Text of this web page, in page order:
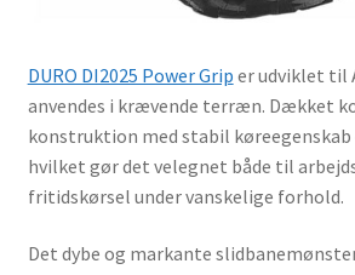
DURO DI2025 Power Grip er udviklet til
anvendes i krævende terræn. Dækket
konstruktion med stabil
hvilket gør det velegnet både til
fritidskørsel under vanskelige forhold.
Det dybe og markante